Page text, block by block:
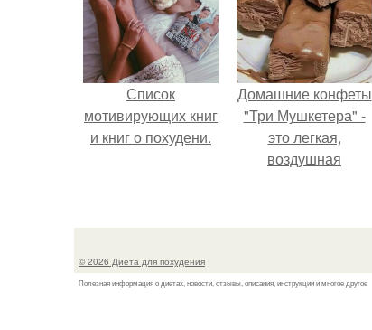
Список
мотивирующих книг
и книг о похудени.
Домашние конфеты
"Три Мушкетера" -
это легкая,
воздушная
молочным
© 2026 Диета для похудения
Полезная информация о диетах, новости, отзывы, описания, инструкции и многое другое